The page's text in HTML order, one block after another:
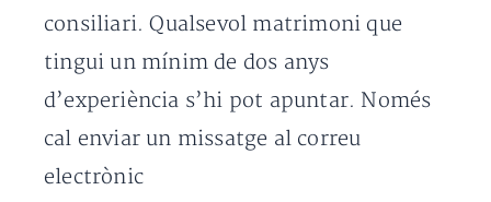
consiliari. Qualsevol matrimoni que
tingui un mínim de dos anys
d’experiència s’hi pot apuntar. Només
cal enviar un missatge al correu
electrònic